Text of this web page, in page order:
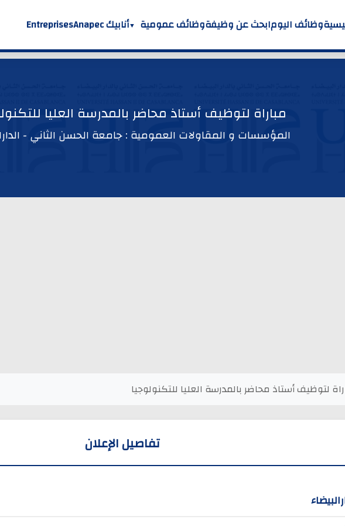
وظائف اليومابحث عن وظيفةوظائف عمومية أنابيك Anapec Entreprises
مباراة لتوظيف أستاذ محاضر بالمدرسة العليا
المؤسسات و المقاولات العمومية : جامعة الحسن الثاني -
لتوظيف أستاذ محاضر بالمدرسة العليا للتكنولوجيا
تفاصيل الإعلان